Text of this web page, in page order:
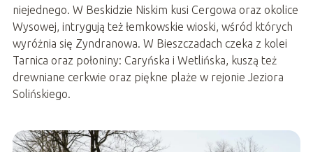
niejednego. W Beskidzie Niskim kusi Cergowa oraz okolice
Wysowej, intrygują też łemkowskie wioski, wśród których
wyróżnia się Zyndranowa. W Bieszczadach czeka z kolei
Tarnica oraz połoniny: Caryńska i Wetlińska, kuszą też
drewniane cerkwie oraz piękne plaże w rejonie Jeziora
Solińskiego.